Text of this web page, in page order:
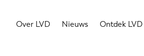
Over LVD Nieuws Ontdek LVD
Highlights